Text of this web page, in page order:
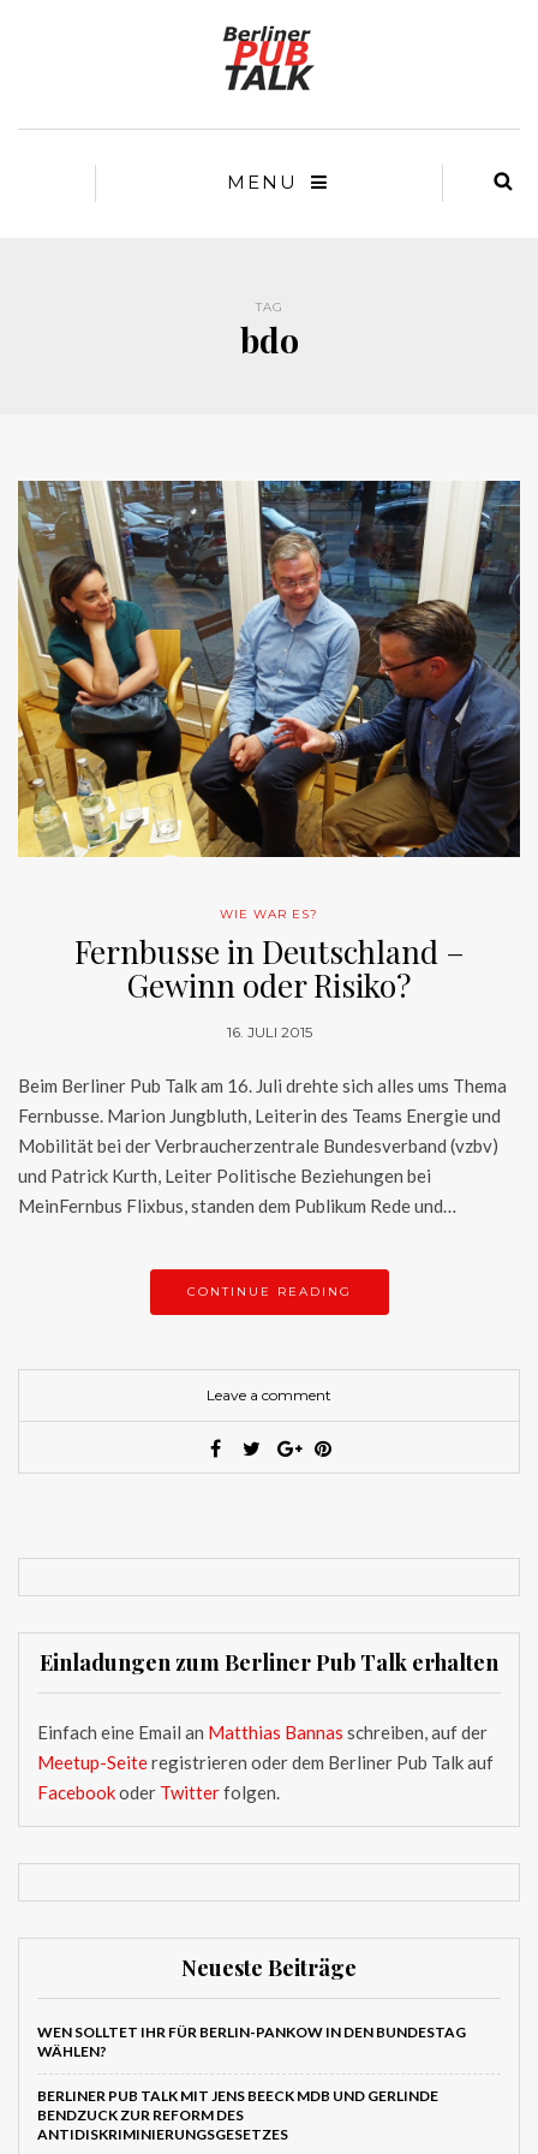
MENU
TAG
bdo
WIE WAR ES?
Fernbusse in Deutschland –
Gewinn oder Risiko?
16. JULI 2015
Beim Berliner Pub Talk am 16. Juli drehte sich alles ums Thema
Fernbusse. Marion Jungbluth, Leiterin des Teams Energie und
Mobilität bei der Verbraucherzentrale Bundesverband (vzbv)
und Patrick Kurth, Leiter Politische Beziehungen bei
MeinFernbus Flixbus, standen dem Publikum Rede und…
CONTINUE READING
Leave a comment
Einladungen zum Berliner Pub Talk erhalten
Einfach eine Email an Matthias Bannas schreiben, auf der
Meetup-Seiteregistrieren oder dem Berliner Pub Talk auf
Facebookoder Twitterfolgen.
Neueste Beiträge
WEN SOLLTET IHR FÜR BERLIN-PANKOW IN DEN BUNDESTAG
WÄHLEN?
BERLINER PUB TALK MIT JENS BEECK MDB UND GERLINDE
BENDZUCK ZUR REFORM DES
ANTIDISKRIMINIERUNGSGESETZES